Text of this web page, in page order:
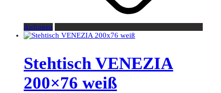
Anfragen
Stehtisch VENEZIA
200×76 weiß